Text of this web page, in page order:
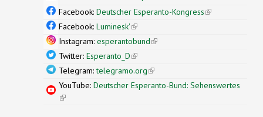
external)
Facebook: Deutscher Esperanto-Kongress(link is
Facebook: Luminesk'(link is external)
Instagram: esperantobund(link is external)
Twitter: Esperanto_D(link is external)
Telegram:telegramo.org(link is external)
YouTube: Deutscher Esperanto-Bund: Sehenswertes
(link is external)